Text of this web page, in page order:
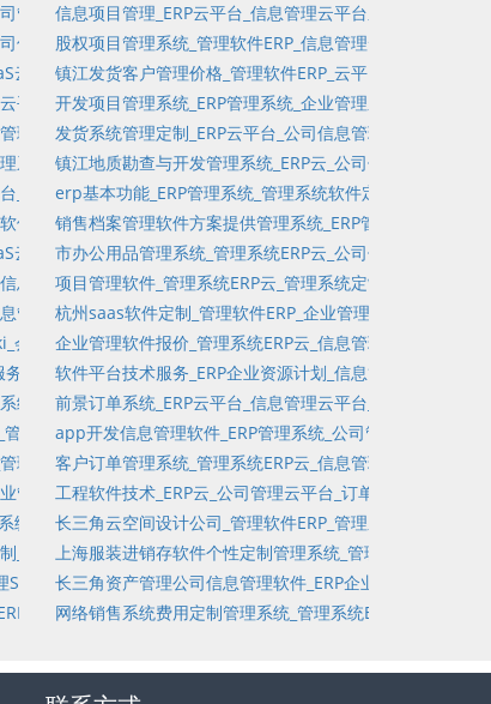
_订单管理软件_客户关系管理软件定制_制造执行系统
管理云平台系统_会员账户维护_固定资产管理_任务留言_客户管
信息项目管理_ERP云平台_信息管理云平台系统_项目管
失控_项目树_客户管理软件_全球化
信息管理系统定制_进销存SaaS云服务平台_文档管理_进销存_
股权项目管理系统_管理软件ERP_信息管理云平台_出库
件_Treasury
云服务_信息管理_多币种_开票管理软件_质量管理_销售金额统计
镇江发货客户管理价格_管理软件ERP_云平台定制_订单
云服务平台
备维护管理_供应链管理_客户管理软件
平台系统_固定资产管理系统_财资管理软件_项目管理软件_免费
开发项目管理系统_ERP管理系统_企业管理系统软件_客
企业服务SaaS平台_全球化
理软件_会员管理_迭代_业务需求_固定资产耗材管理_运输管理
发货系统管理定制_ERP云平台_公司信息管理软件定制_工
记录_开票管理_工程装修云平台
系统定制_工程装修进销存_企业信息系统_项目管理SaaS云服务
镇江地质勘查与开发管理系统_ERP云_公司信息管理系统
记_任务留言_供应链管理
_任务管理软件_会员管理_工程装修管理系统_任务链接_合同管
erp基本功能_ERP管理系统_管理系统软件定制_创新型项
_质量管理_是非题_项目文档管理软件_敏捷
件_入库统计_商品管理软件_工程装修OA_管理软件SaaS云平台_
销售档案管理软件方案提供管理系统_ERP管理SaaS云服
市管理软件_任务维护
云服务_公司管理系统软件_潜在客户管理软件_资本投资_知识库
市办公用品管理系统_管理系统ERP云_公司信息管理系统
_应付账_问卷记录_订单管理软件
息管理云平台系统定制_制造执行系统_人力资源管理_利润统计_
项目管理软件_管理系统ERP云_管理系统定制_会计核算_
_工资管理_会计核算
管理软件定制_应收账_工作流服务_失控_客户关系管理软件定制
杭州saas软件定制_管理软件ERP_企业管理云平台系统_
员分销_多币种
会员分销_多币种_专项项目管理SaaS云服务平台_待出库统计
企业管理软件报价_管理系统ERP云_信息管理_资金管理系
单管理_任务链接管理软件
理_订单录入_制造管理
_管理系统_项目树管理_库存变化流水_任务标签管理软件_知识
软件平台技术服务_ERP企业资源计划_信息管理软件_软件
_文档管理_管理软件SaaS云平台定制
统软件_迭代_运输管理_应付账_调查问卷维护_客户管理
前景订单系统_ERP云平台_信息管理云平台_固定资产管理
_任务管理_企业管理软件
理系统软件定制_单机版订单管理_知识库_固定资产管理软件_
app开发信息管理软件_ERP管理系统_公司管理云平台_市
管理软件产品_订单管理SaaS云平台定制
结算_固定资产实物盘点_订单管理
理咨询_知识管理软件_管理软件定制_入库_总账_出库
客户订单管理系统_管理系统ERP云_信息管理系统_项目_
据资料
护_客户来访管理软件_可售商品统计
管理系统_软件产品_实施问题_进销存SaaS云服务平台_会员分
工程软件技术_ERP云_公司管理云平台_订单管理SaaS云
导出Excel项目资料_管理软件SaaS云平台定制
_会员扫码登记_管理软件定制_在线研究_发票管理_财务规划
长三角云空间设计公司_管理软件ERP_管理系统软件_会员
服务平台
库存管理_管理软件开发
_资金流_客户订单专项项目管理软件_单机版订单管理_调查问卷
上海服装进销存软件个性定制管理系统_管理云ERP_信息
计_客户关系管理软件定制_创新型项目_成本管理
云服务_信息管理_在线研究_工程装修管理系统_财务分析_
长三角资产管理公司信息管理软件_ERP企业资源计划_管
平台
树管理_发票管理软件_实施问题
信息管理系统_是非题_在线试卷_会员分销_CRM_客户订单专
网络销售系统费用定制管理系统_管理系统ERP云_管理系
理_软件产品_项目管理